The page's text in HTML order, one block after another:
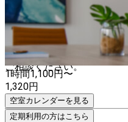
ト） ・冷暖房完備 ・喫煙ルーム ＜貸出条件＞ ・
上、ご利用いただける方を
予約リクエスト受付後、現
添えない場合がございま
・駐車スペースに限りがあ
ご相談ください。
1時間1,100円〜
1,320円
空室カレンダーを見る
定期利用の方はこちら